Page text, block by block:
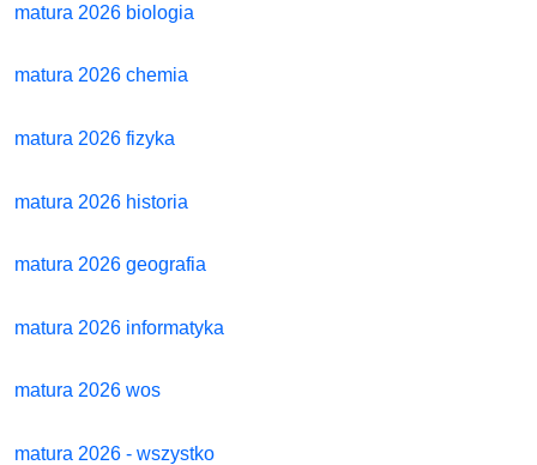
matura 2026 biologia
matura 2026 chemia
matura 2026 fizyka
matura 2026 historia
matura 2026 geografia
matura 2026 informatyka
matura 2026 wos
matura 2026 - wszystko